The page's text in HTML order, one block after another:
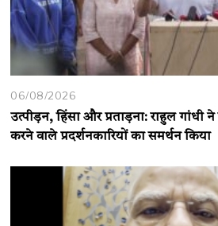
06/08/2026
उत्पीड़न, हिंसा और प्रताड़ना: राहुल गांधी
करने वाले प्रदर्शनकारियों का समर्थन किया